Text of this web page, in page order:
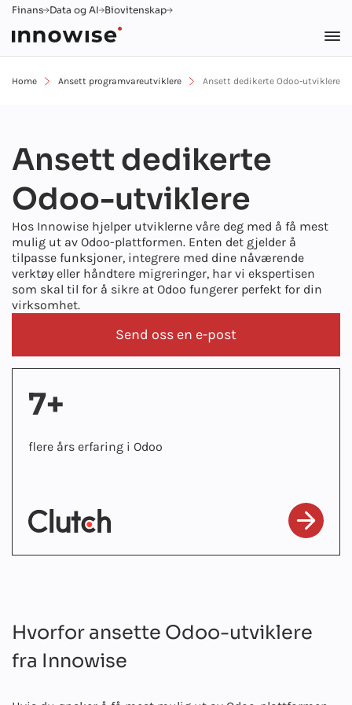
Finans Data og AI Biovitenskap
Home Ansett programvareutviklere Ansett dedikerte Odoo-utviklere
Ansett dedikerte
Odoo-utviklere
Hos Innowise hjelper utviklerne våre deg med å få mest
mulig ut av Odoo-plattformen. Enten det gjelder å
tilpasse funksjoner, integrere med dine nåværende
verktøy eller håndtere migreringer, har vi ekspertisen
som skal til for å sikre at Odoo fungerer perfekt for din
virksomhet.
Send oss en e-post
7+
flere års erfaring i Odoo
Hvorfor ansette Odoo-utviklere
fra Innowise